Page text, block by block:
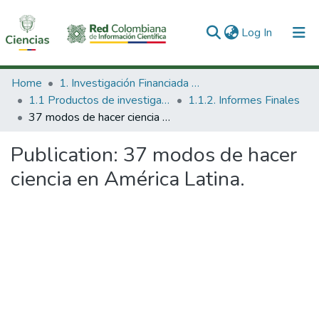
Log In (current)
Communities & Collections
All of DSpace
Home
1. Investigación Financiada con Recursos Públicos
1.1 Productos de investigación
1.1.2. Informes Finales
37 modos de hacer ciencia en América Latina.
Publication: 37 modos de hacer
ciencia en América Latina.